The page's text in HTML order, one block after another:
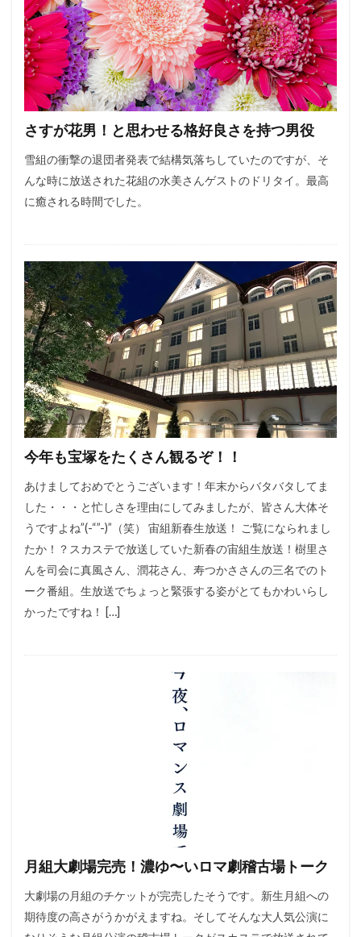
さすが花男！と思わせる格好良さを持つ男役
雪組の衝撃の退団者発表で結構気落ちしていたのですが、そ
んな時に放送された花組の水美さんゲストのドリタイ。最高
に癒される時間でした。
今年も宝塚をたくさん観るぞ！！
あけましておめでとうございます！年末からバタバタしてま
した・・・と忙しさを理由にしてみましたが、皆さん大体そ
うですよね”(-“”-)”（笑） 宙組新春生放送！ ご覧になられまし
たか！？スカステで放送していた新春の宙組生放送！樹里さ
んを司会に真風さん、潤花さん、寿つかささんの三名でのト
ーク番組。生放送でちょっと緊張する姿がとてもかわいらし
かったですね！ […]
月組大劇場完売！濃ゆ〜いロマ劇稽古場トーク
大劇場の月組のチケットが完売したそうです。新生月組への
期待度の高さがうかがえますね。そしてそんな大人気公演に